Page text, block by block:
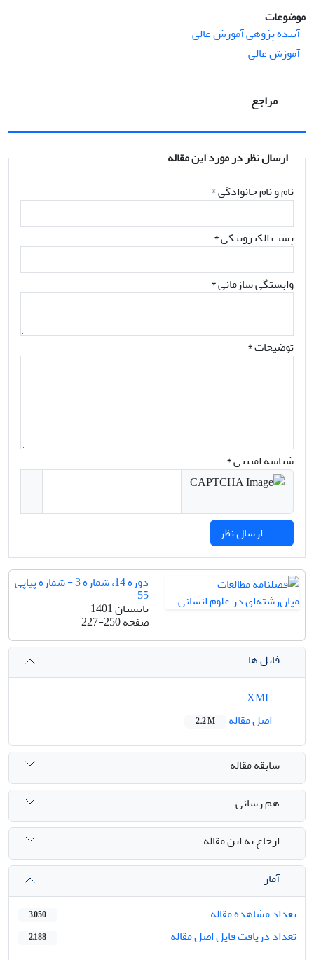
موضوعات
آینده پژوهی آموزش عالی
آموزش عالی
مراجع
ارسال نظر در مورد این مقاله
نام و نام خانوادگی*
پست الکترونیکی*
وابستگی سازمانی *
توضیحات *
شناسه امنیتی *
دوره 14، شماره 3 - شماره پیاپی
55
تابستان 1401
صفحه227-250
فایل ها
اصل مقاله
2.2 M
سابقه مقاله
هم رسانی
ارجاع به این مقاله
آمار
تعداد مشاهده مقاله
3,050
تعداد دریافت فایل اصل مقاله 2,188